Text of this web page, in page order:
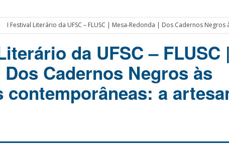
I Festival Literário da UFSC – FLUSC | Mesa-Redonda | Dos Cadernos
da UFSC – FLUSC
Dos Cadernos Negros às
contemporâneas: a